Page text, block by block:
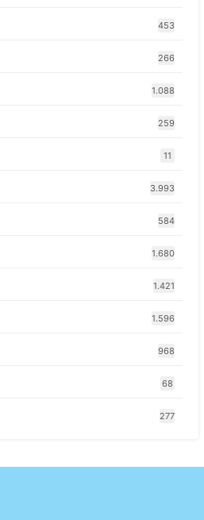
453
266
1.088
259
11
3.993
584
1.680
1.421
1.596
968
68
277